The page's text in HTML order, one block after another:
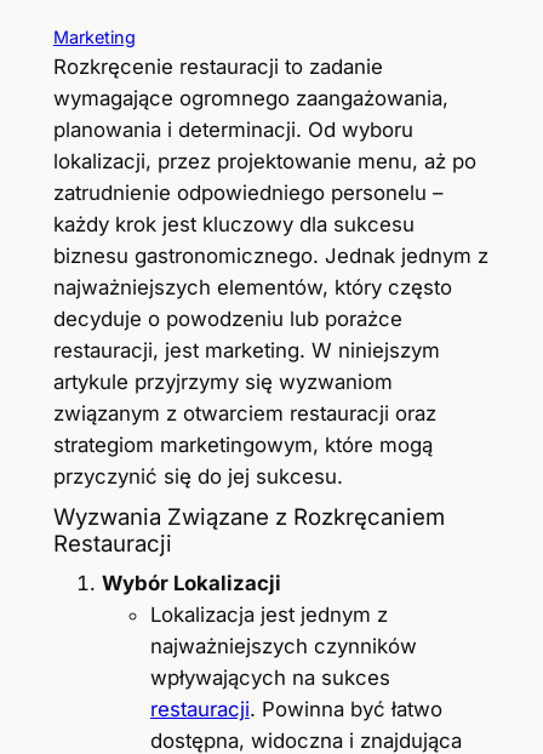
Marketing
Rozkręcenie restauracji to zadanie
wymagające ogromnego zaangażowania,
planowania i determinacji. Od wyboru
lokalizacji, przez projektowanie menu, aż po
zatrudnienie odpowiedniego personelu –
każdy krok jest kluczowy dla sukcesu
biznesu gastronomicznego. Jednak jednym z
najważniejszych elementów, który często
decyduje o powodzeniu lub porażce
restauracji, jest marketing. W niniejszym
artykule przyjrzymy się wyzwaniom
związanym z otwarciem restauracji oraz
strategiom marketingowym, które mogą
przyczynić się do jej sukcesu.
Wyzwania Związane z Rozkręcaniem
Restauracji
Wybór Lokalizacji
Lokalizacja jest jednym z
najważniejszych czynników
wpływających na sukces
restauracji. Powinna być łatwo
dostępna, widoczna i znajdująca